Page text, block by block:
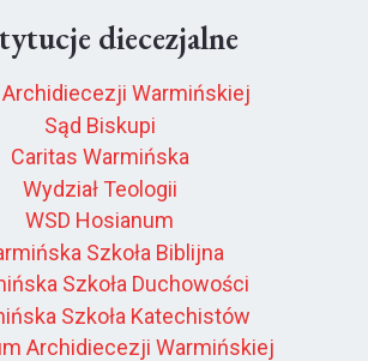
diecezjalne
Archidiecezji Warmińskiej
Sąd Biskupi
Caritas Warmińska
Wydział Teologii
WSD Hosianum
Szkoła Biblijna
Szkoła Duchowości
Szkoła Katechistów
Archidiecezji Warmińskiej